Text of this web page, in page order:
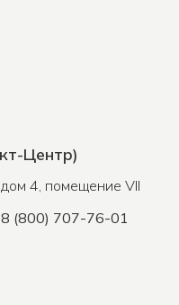
Центр)
4, помещение VII
(800) 707-76-01